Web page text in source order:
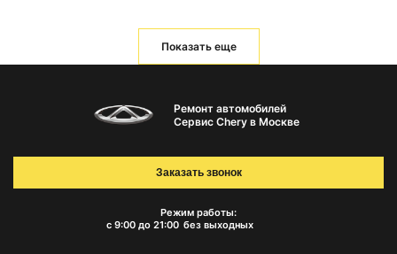
Показать еще
Ремонт автомобилей
Сервис Chery в Москве
Режим работы:
с 9:00 до 21:00 без выходных
Заказать звонок